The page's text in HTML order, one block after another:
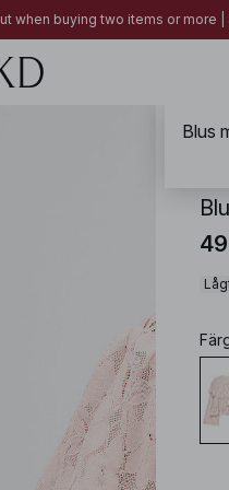
when buying two items or more |
Blus